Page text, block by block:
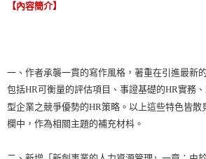
【內容簡介】
一、作者承襲一貫的寫作風格，著重在引進最新
包括HR可衡量的評估項目、事證基礎的HR實務
型企業之競爭優勢的HR策略。以上這些特色皆散
欄中，作為相關主題的補充材枓。